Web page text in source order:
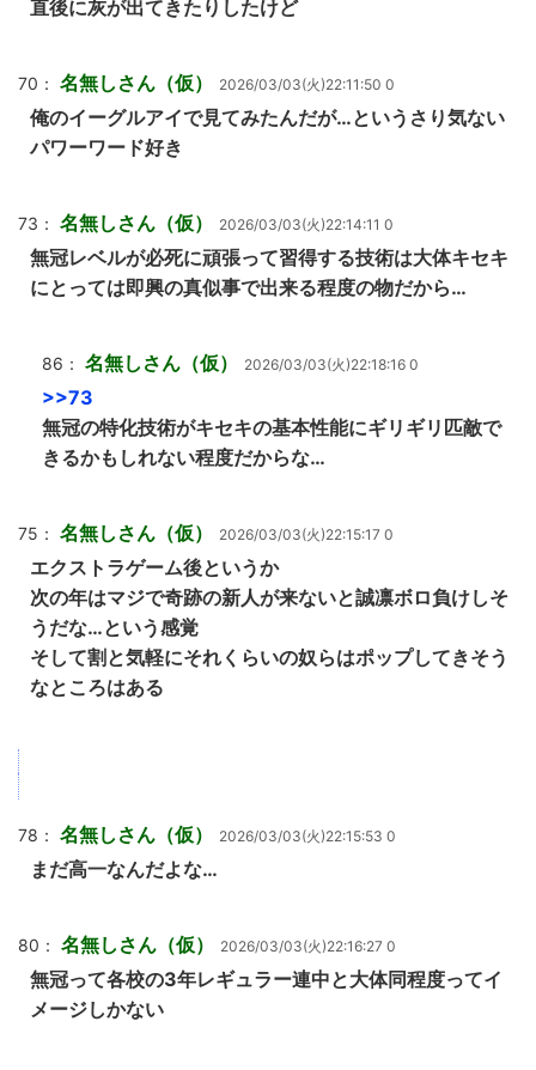
直後に灰が出てきたりしたけど
70： 名無しさん（仮） 2026/03/03(火)22:11:50 0
俺のイーグルアイで見てみたんだが…というさり気ない
パワーワード好き
73： 名無しさん（仮） 2026/03/03(火)22:14:11 0
無冠レベルが必死に頑張って習得する技術は大体キセキ
にとっては即興の真似事で出来る程度の物だから…
86： 名無しさん（仮） 2026/03/03(火)22:18:16 0
>>73
無冠の特化技術がキセキの基本性能にギリギリ匹敵で
きるかもしれない程度だからな…
75： 名無しさん（仮） 2026/03/03(火)22:15:17 0
エクストラゲーム後というか
次の年はマジで奇跡の新人が来ないと誠凛ボロ負けしそ
うだな…という感覚
そして割と気軽にそれくらいの奴らはポップしてきそう
なところはある
78： 名無しさん（仮） 2026/03/03(火)22:15:53 0
まだ高一なんだよな…
80： 名無しさん（仮） 2026/03/03(火)22:16:27 0
無冠って各校の3年レギュラー連中と大体同程度ってイ
メージしかない